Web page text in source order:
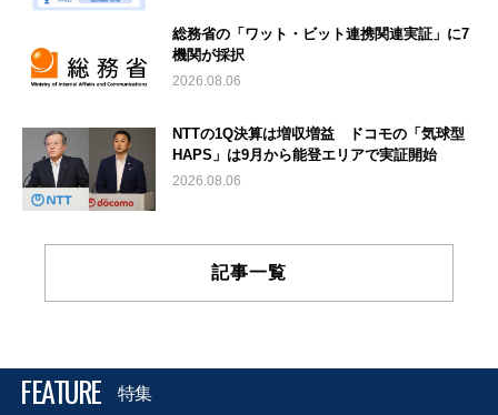
総務省の「ワット・ビット連携関連実証」に7
機関が採択
2026.08.06
NTTの1Q決算は増収増益 ドコモの「気球型
HAPS」は9月から能登エリアで実証開始
2026.08.06
記事一覧
FEATURE 特集